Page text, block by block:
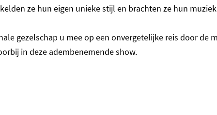
ze hun eigen unieke stijl en brachten ze hun
gezelschap u mee op een onvergetelijke reis door de
in deze adembenemende show.